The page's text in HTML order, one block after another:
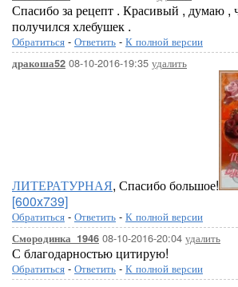
Спасибо за рецепт . Красивый , думаю ,
получился хлебушек .
Обратиться - Ответить - К полной версии
дракоша52 08-10-2016-19:35 удалить
ЛИТЕРАТУРНАЯ, Спасибо большое!
[600x739]
Обратиться - Ответить - К полной версии
Смородинка_1946 08-10-2016-20:04 удалить
С благодарностью цитирую!
Обратиться - Ответить - К полной версии